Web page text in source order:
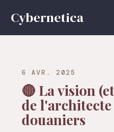
6 AVR. 2025
🔴 La vision
de
douaniers